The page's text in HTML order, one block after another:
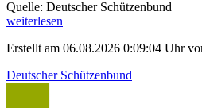
Quelle: Deutscher Schützenbund
weiterlesen
Erstellt am 06.08.2026 0:09:04 Uhr
Deutscher Schützenbund